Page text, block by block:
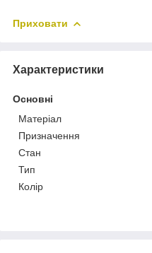
Приховати
Характеристики
Основні
Матеріал
Призначення
Стан
Тип
Колір